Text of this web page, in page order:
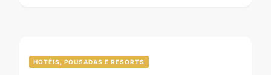
HOTÉIS, POUSADAS E RESORTS